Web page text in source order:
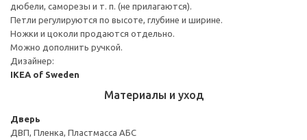
дюбели, саморезы и т. п. (не прилагаются).
Петли регулируются по высоте, глубине и ширине.
Ножки и цоколи продаются отдельно.
Можно дополнить ручкой.
Дизайнер:
IKEA of Sweden
Материалы и уход
Дверь
ДВП, Пленка, Пластмасса АБС